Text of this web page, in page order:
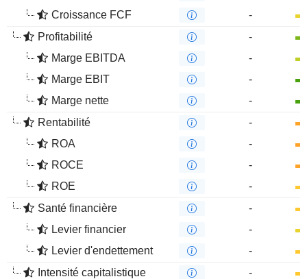
Croissance FCF
-
Profitabilité
-
Marge EBITDA
-
Marge EBIT
-
Marge nette
-
Rentabilité
-
ROA
-
ROCE
-
ROE
-
Santé financière
-
Levier financier
-
Levier d'endettement
-
Intensité capitalistique
-